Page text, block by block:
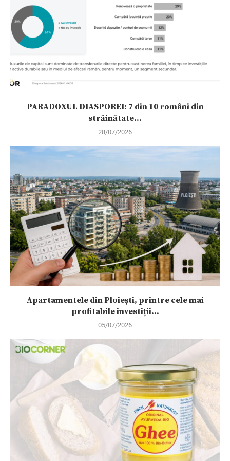
PARADOXUL DIASPOREI: 7 din 10 români din
străinătate...
28/07/2026
Apartamentele din Ploiești, printre cele mai
profitabile investiții...
05/07/2026